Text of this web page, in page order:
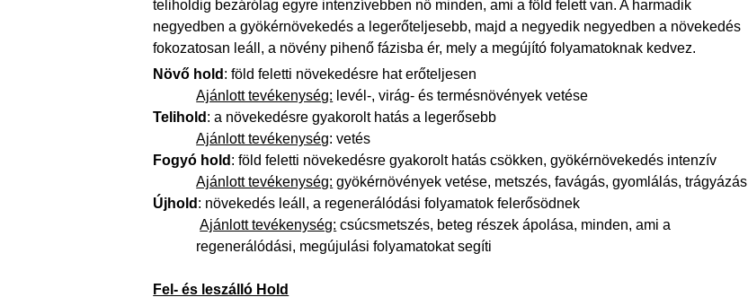
teliholdig bezárólag egyre intenzívebben nő minden, ami a föld felett van. A harmadik
negyedben a gyökérnövekedés a legerőteljesebb, majd a negyedik negyedben a növekedés
fokozatosan leáll, a növény pihenő fázisba ér, mely a megújító folyamatoknak kedvez.
Növő hold : föld feletti növekedésre hat erőteljesen
Ajánlott tevékenység: levél-, virág- és termésnövények vetése
Telihold : a növekedésre gyakorolt hatás a legerősebb
Ajánlott tevékenység: vetés
Fogyó hold : föld feletti növekedésre gyakorolt hatás csökken, gyökérnövekedés intenzív
Ajánlott tevékenység: gyökérnövények vetése, metszés, favágás, gyomlálás, trágyázás
Újhold : növekedés leáll, a regenerálódási folyamatok felerősödnek
Ajánlott tevékenység: csúcsmetszés, beteg részek ápolása, minden, ami a
regenerálódási, megújulási folyamatokat segíti
Fel- és leszálló Hold